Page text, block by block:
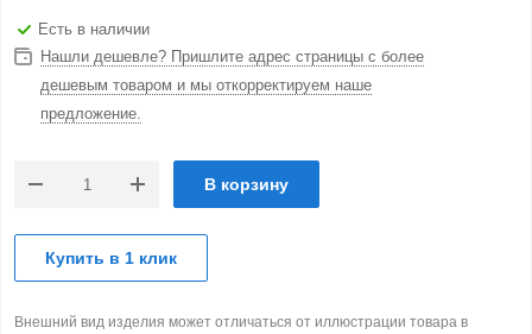
Есть в наличии
Нашли дешевле? Пришлите адрес страницы с более
дешевым товаром и мы откорректируем наше
предложение.
В корзину
Купить в 1 клик
Внешний вид изделия может отличаться от иллюстрации товара в